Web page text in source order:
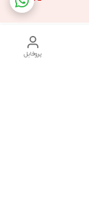
پروفایل